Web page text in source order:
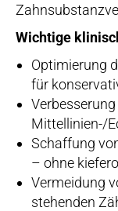
Wichtige
Optimierung
für
Mittellinien-/
Schaffung
– ohne
Vermeidung
stehenden